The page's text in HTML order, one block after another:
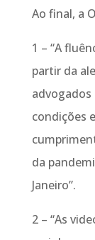
Ao final, a
1 – “A
partir da
condições
da
Janeiro”.
2 – “As